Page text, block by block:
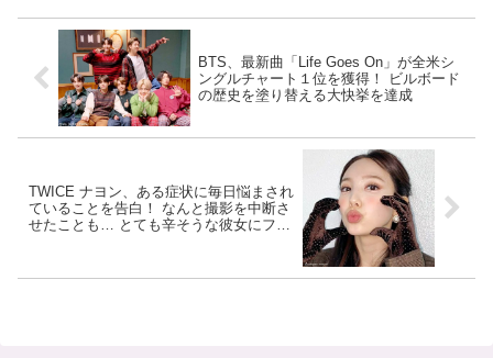
BTS、最新曲「Life Goes On」が全米シ
ングルチャート１位を獲得！ ビルボード
の歴史を塗り替える大快挙を達成
TWICE ナヨン、ある症状に毎日悩まされ
ていることを告白！ なんと撮影を中断さ
せたことも… とても辛そうな彼女にファ